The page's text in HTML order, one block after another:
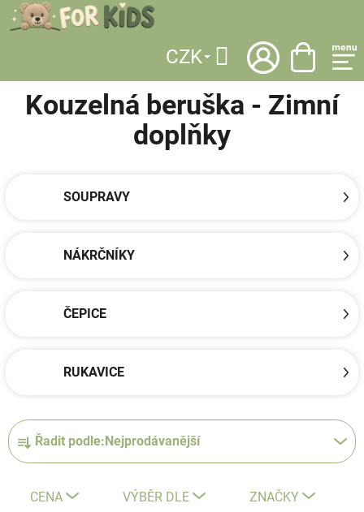
Přejít
na
CZK
Hledat
KOUZELNÁ BERUŠKA / OBLEČENÍ / ZIMNÍ DOPLŇKY
Kouzelná beruška - Zimní
doplňky
SOUPRAVY
NÁKRČNÍKY
ČEPICE
RUKAVICE
Ř
a
Řadit podle: Nejprodávanější
CENA VÝBĚR DLE ZNAČKY